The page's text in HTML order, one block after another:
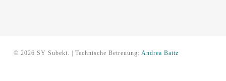
© 2026 SY Subeki. | Technische Betreuung: Andrea Baitz